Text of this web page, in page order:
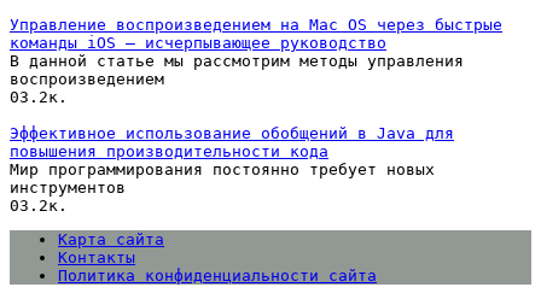
Управление воспроизведением на Mac OS через быстрые
команды iOS — исчерпывающее руководство
В данной статье мы рассмотрим методы управления
воспроизведением
03.2к.
Эффективное использование обобщений в Java для
повышения производительности кода
Мир программирования постоянно требует новых
инструментов
03.2к.
Карта сайта
Контакты
Политика конфиденциальности сайта